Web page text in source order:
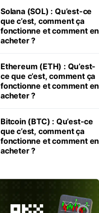
Solana (SOL) : Qu’est-ce
que c’est, comment ça
fonctionne et comment en
acheter ?
Ethereum (ETH) : Qu’est-
ce que c’est, comment ça
fonctionne et comment en
acheter ?
Bitcoin (BTC) : Qu’est-ce
que c’est, comment ça
fonctionne et comment en
acheter ?